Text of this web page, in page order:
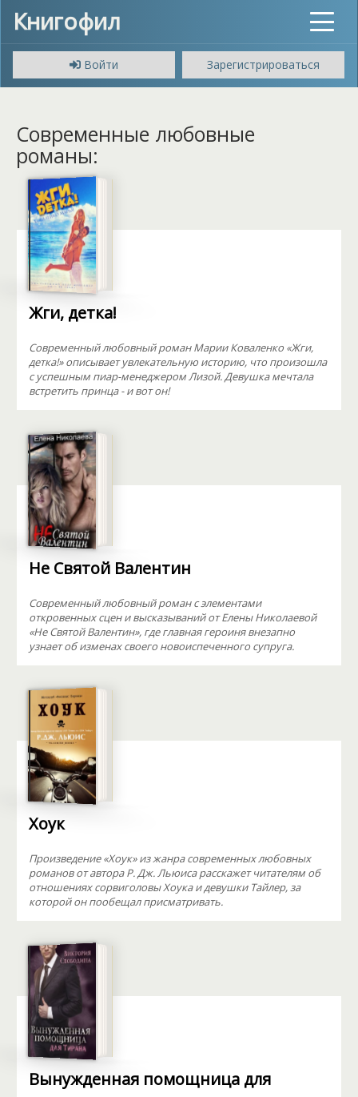
Книгофил
Toggle
Войти
Зарегистрироваться
Современные любовные
романы:
Жги, детка!
Современный любовный роман Марии Коваленко «Жги,
детка!» описывает увлекательную историю, что произошла
с успешным пиар-менеджером Лизой. Девушка мечтала
встретить принца - и вот он!
Не Святой Валентин
Современный любовный роман с элементами
откровенных сцен и высказываний от Елены Николаевой
«Не Святой Валентин», где главная героиня внезапно
узнает об изменах своего новоиспеченного супруга.
Хоук
Произведение «Хоук» из жанра современных любовных
романов от автора Р. Дж. Льюиса расскажет читателям об
отношениях сорвиголовы Хоука и девушки Тайлер, за
которой он пообещал присматривать.
Вынужденная помощница для